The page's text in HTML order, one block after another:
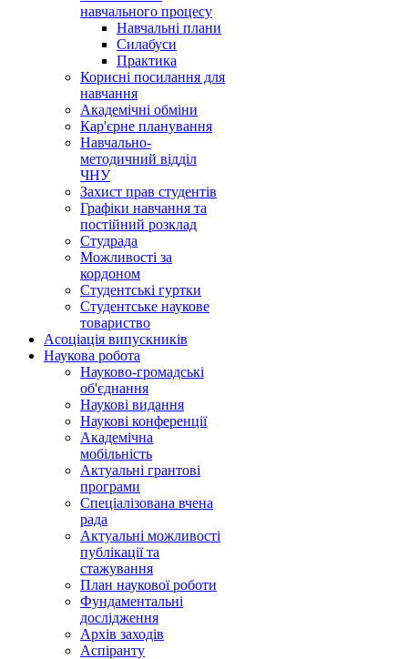
навчального процесу
Навчальні плани
Силабуси
Практика
Корисні посилання для
навчання
Академічні обміни
Кар'єрне планування
Навчально-
методичний відділ
ЧНУ
Захист прав студентів
Графіки навчання та
постійний розклад
Студрада
Можливості за
кордоном
Студентські гуртки
Студентське наукове
товариство
Асоціація випускників
Наукова робота
Науково-громадські
об'єднання
Наукові видання
Наукові конференції
Академічна
мобільність
Актуальні грантові
програми
Спеціалізована вчена
рада
Актуальні можливості
публікації та
стажування
План наукової роботи
Фундаментальні
дослідження
Архів заходів
Аспіранту